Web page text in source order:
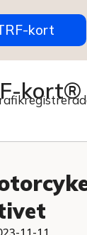
kort
kort®